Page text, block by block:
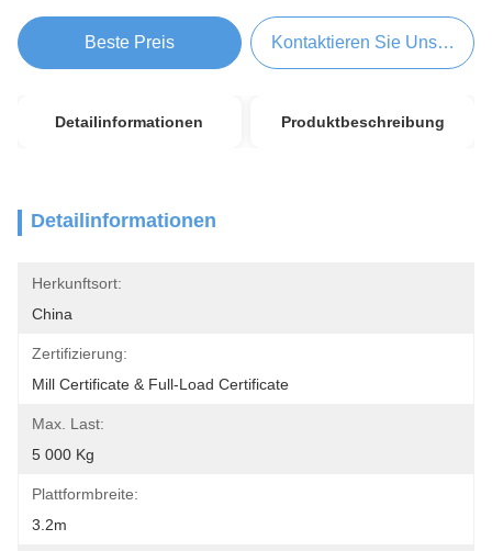
Beste Preis Kontaktieren Sie Uns Jetzt
Detailinformationen Produktbeschreibung
Detailinformationen
Herkunftsort:
China
Zertifizierung:
Mill Certificate & Full-Load Certificate
Max. Last:
5 000 Kg
Plattformbreite:
3.2m